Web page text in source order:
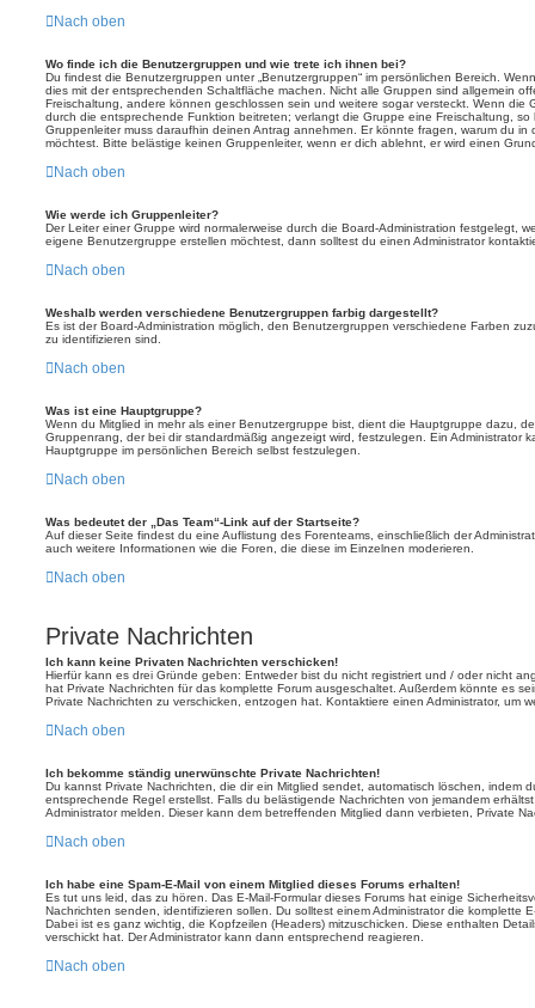
Nach oben
Wo finde ich die Benutzergruppen und wie trete ich ihnen bei?
Du findest die Benutzergruppen unter „Benutzergruppen“ im persönlichen Bereich.
dies mit der entsprechenden Schaltfläche machen. Nicht alle Gruppen sind allgemein
Freischaltung, andere können geschlossen sein und weitere sogar versteckt. Wenn die
durch die entsprechende Funktion beitreten; verlangt die Gruppe eine Freischaltung,
Gruppenleiter muss daraufhin deinen Antrag annehmen. Er könnte fragen, warum du in
möchtest. Bitte belästige keinen Gruppenleiter, wenn er dich ablehnt, er wird einen
Nach oben
Wie werde ich Gruppenleiter?
Der Leiter einer Gruppe wird normalerweise durch die Board-Administration festgelegt,
eigene Benutzergruppe erstellen möchtest, dann solltest du einen Administrator
Nach oben
Weshalb werden verschiedene Benutzergruppen farbig dargestellt?
Es ist der Board-Administration möglich, den Benutzergruppen verschiedene Farben
zu identifizieren sind.
Nach oben
Was ist eine Hauptgruppe?
Wenn du Mitglied in mehr als einer Benutzergruppe bist, dient die Hauptgruppe dazu,
Gruppenrang, der bei dir standardmäßig angezeigt wird, festzulegen. Ein Administrator
Hauptgruppe im persönlichen Bereich selbst festzulegen.
Nach oben
Was bedeutet der „Das Team“-Link auf der Startseite?
Auf dieser Seite findest du eine Auflistung des Forenteams, einschließlich der
auch weitere Informationen wie die Foren, die diese im Einzelnen moderieren.
Nach oben
Private Nachrichten
Ich kann keine Privaten Nachrichten verschicken!
Hierfür kann es drei Gründe geben: Entweder bist du nicht registriert und / oder nicht
hat Private Nachrichten für das komplette Forum ausgeschaltet. Außerdem könnte es
Private Nachrichten zu verschicken, entzogen hat. Kontaktiere einen Administrator, um
Nach oben
Ich bekomme ständig unerwünschte Private Nachrichten!
Du kannst Private Nachrichten, die dir ein Mitglied sendet, automatisch löschen, indem
entsprechende Regel erstellst. Falls du belästigende Nachrichten von jemandem
Administrator melden. Dieser kann dem betreffenden Mitglied dann verbieten, Private
Nach oben
Ich habe eine Spam-E-Mail von einem Mitglied dieses Forums erhalten!
Es tut uns leid, das zu hören. Das E-Mail-Formular dieses Forums hat einige
Nachrichten senden, identifizieren sollen. Du solltest einem Administrator die komplette
Dabei ist es ganz wichtig, die Kopfzeilen (Headers) mitzuschicken. Diese enthalten
verschickt hat. Der Administrator kann dann entsprechend reagieren.
Nach oben